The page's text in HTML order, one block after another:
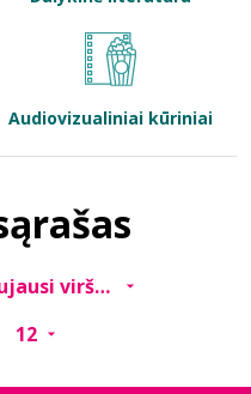
Audiovizualiniai kūriniai